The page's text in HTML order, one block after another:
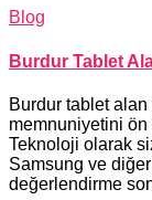
Blog
Burdur Tablet
Burdur tablet
memnuniyetini ön
Teknoloji olarak
Samsung ve
değerlendirme